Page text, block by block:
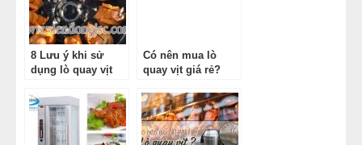
8 Lưu ý khi sử
dụng lò quay vịt
Có nên mua lò
quay vịt giá rẻ?